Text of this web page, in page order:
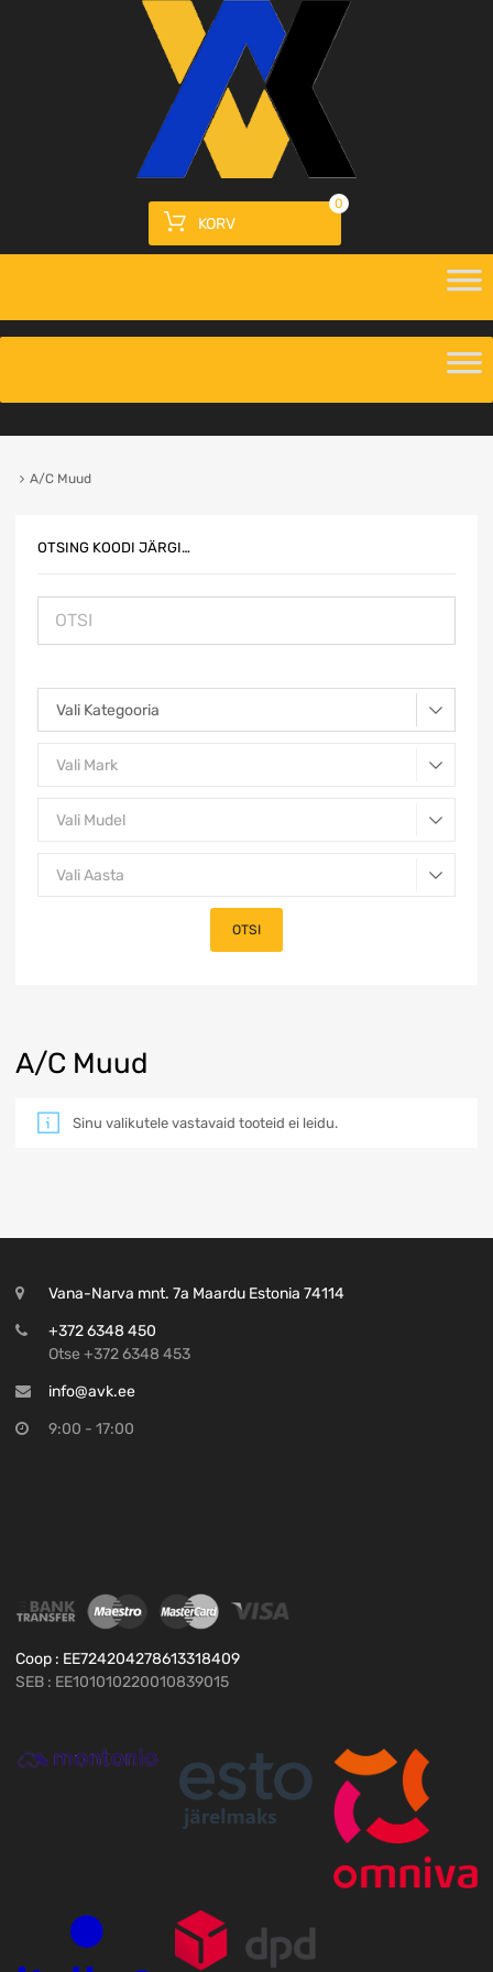
KORV
0
A/C Muud
A/C Muud
Sinu valikutele vastavaid tooteid ei leidu.
OTSING KOODI JÄRGI…
Vana-Narva mnt. 7a Maardu Estonia 74114
+372 6348 450
Otse +372 6348 453
info@avk.ee
9:00 - 17:00
Coop : EE724204278613318409
SEB : EE101010220010839015